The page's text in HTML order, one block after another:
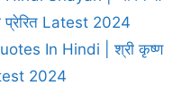
प्रेरित Latest 2024
In Hindi | श्री कृष्ण
2024